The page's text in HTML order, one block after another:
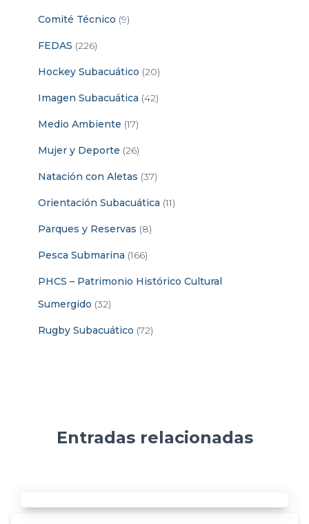
Comité Técnico (9)
FEDAS (226)
Hockey Subacuático (20)
Imagen Subacuática (42)
Medio Ambiente (17)
Mujer y Deporte (26)
Natación con Aletas (37)
Orientación Subacuática (11)
Parques y Reservas (8)
Pesca Submarina (166)
PHCS – Patrimonio Histórico Cultural
Sumergido (32)
Rugby Subacuático (72)
Entradas relacionadas